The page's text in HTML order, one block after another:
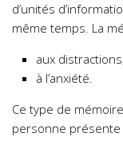
d’unités
même temps. La
aux
à l’anxiété.
Ce type de
personne présente